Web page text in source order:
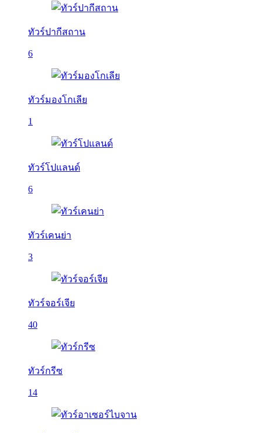
ทัวร์ปากีสถาน
6
ทัวร์มองโกเลีย
1
ทัวร์โปแลนด์
6
ทัวร์เคนย่า
3
ทัวร์จอร์เจีย
40
ทัวร์กรีซ
14